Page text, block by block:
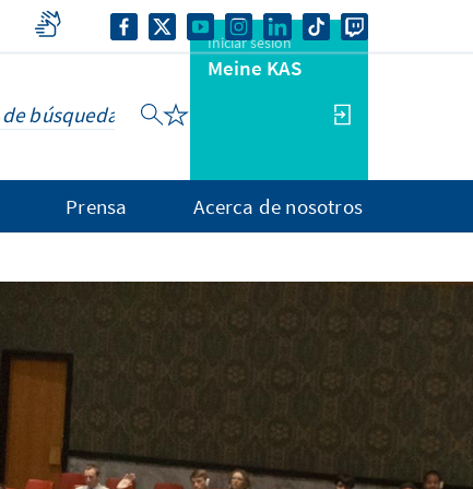
Iniciar sesión
Meine KAS
Prensa Acerca de nosotros